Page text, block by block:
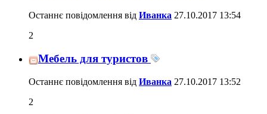
Останнє повідомлення від Иванка 27.10.2017 13:54
2
Мебель для туристов
Останнє повідомлення від Иванка 27.10.2017 13:52
2